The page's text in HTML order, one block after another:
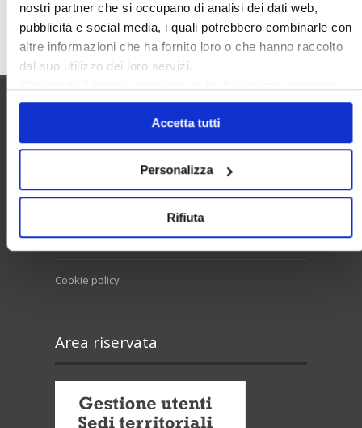
nostri partner che si occupano di analisi dei dati web,
pubblicità e social media, i quali potrebbero combinarle con
altre informazioni che ha fornito loro o che hanno raccolto
dal suo utilizzo dei loro servizi.
solo i cookie necessari.
Accetta tutti
Personalizza
Rifiuta
Cerca
Cookie policy
Area riservata